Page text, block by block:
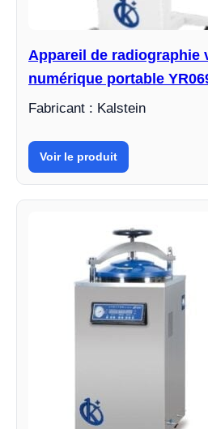
Appareil de radiographie
numérique portable
Fabricant : Kalstein
Voir le produit